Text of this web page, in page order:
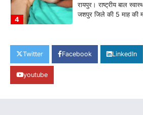
4
रायपुर। राष्ट्रीय बाल
जशपुर जिले की 5 माह की
CG: छिपली की
पालन से बढ़ी आय और
बनाने की दिशा में जिले के
Twitter Facebook LinkedIn
youtube